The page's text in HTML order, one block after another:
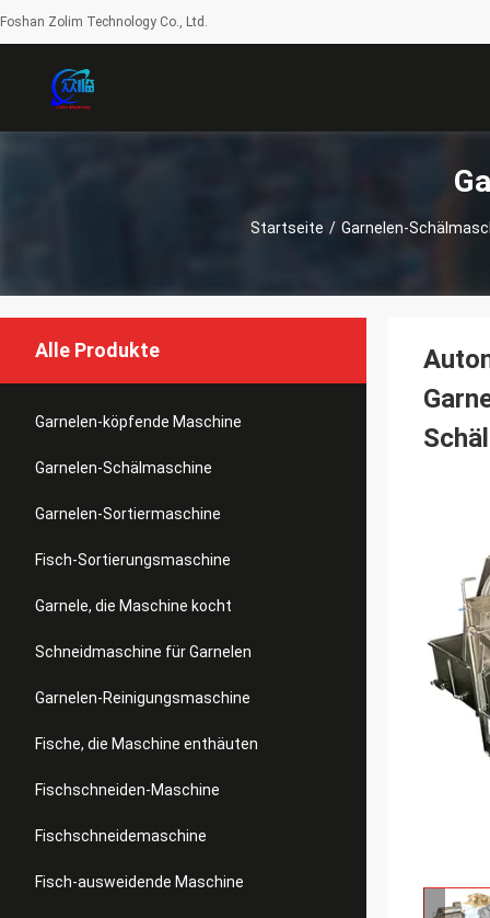
Foshan Zolim Technology Co., Ltd.
Startseite / Garnelen-
Alle Produkte
Garnelen-köpfende Maschine
Garnelen-Schälmaschine
Garnelen-Sortiermaschine
Fisch-Sortierungsmaschine
Garnele, die Maschine kocht
Schneidmaschine für Garnelen
Garnelen-Reinigungsmaschine
Fische, die Maschine enthäuten
Fischschneiden-Maschine
Fischschneidemaschine
Fisch-ausweidende Maschine